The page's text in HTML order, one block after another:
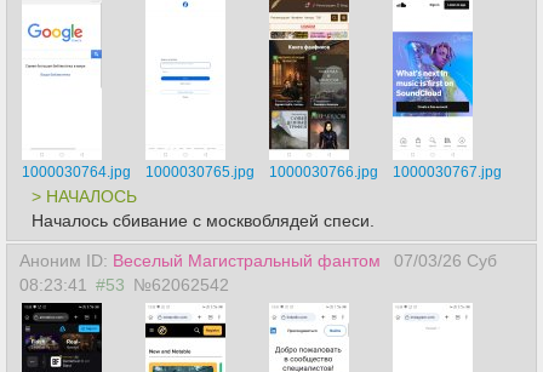
1000030764.jpg 1000030765.jpg 1000030766.jpg 1000030767.jpg
> НАЧАЛОСЬ
Началось сбивание с москвоблядей спеси.
Аноним ID: Веселый Магистральный фантом
07/03/26 Суб
08:23:41
#53 №62062542